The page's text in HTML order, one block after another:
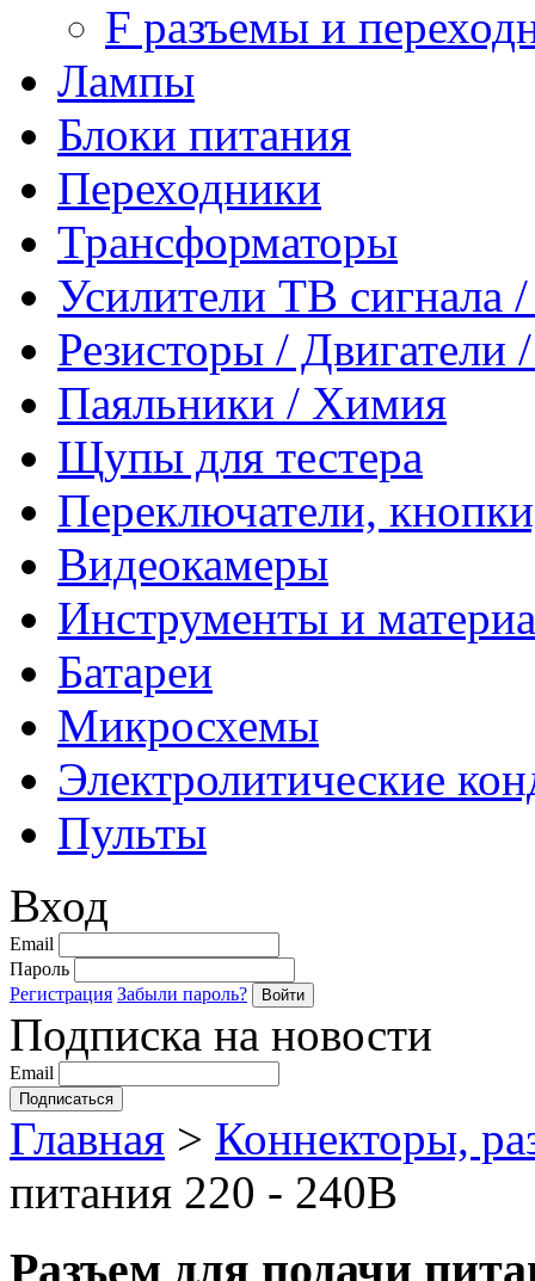
F разъемы и
Лампы
Блоки питания
Переходники
Трансформаторы
Усилители ТВ сигнала
Резисторы /
Паяльники / Химия
Щупы для тестера
Переключатели,
Видеокамеры
Инструменты и
Батареи
Микросхемы
Электролитические
Пульты
Вход
Email
Пароль
Регистрация Забыли пароль?
Подписка на новости
Email
Главная > Коннекторы,
питания 220 - 240В
Разъем для подачи